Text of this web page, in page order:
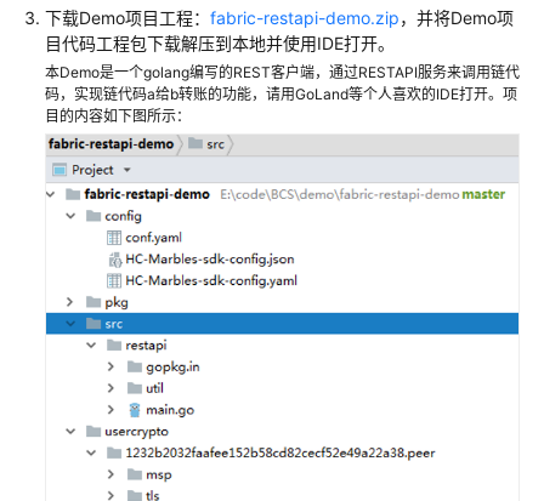
下载Demo项目工程： fabric-restapi-demo.zip，并将Demo项
目代码工程包下载解压到本地并使用IDE打开。
本Demo是一个golang编写的REST客户端，通过RESTAPI服务来调用链代
码，实现链代码a给b转账的功能，请用GoLand等个人喜欢的IDE打开。项
目的内容如下图所示：